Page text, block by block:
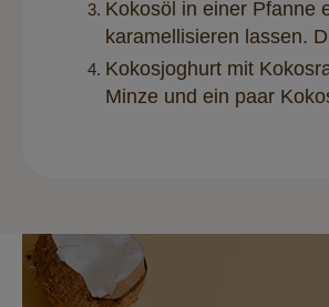
Kokosöl in einer Pfanne
karamellisieren lassen.
Kokosjoghurt mit
Minze und ein paar
Newsletter